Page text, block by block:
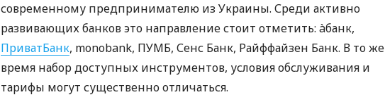
современному предпринимателю из Украины. Среди активно
развивающих банков это направление стоит отметить: àбанк,
ПриватБанк, monobank, ПУМБ, Сенс Банк, Райффайзен Банк. В то же
время набор доступных инструментов, условия обслуживания и
тарифы могут существенно отличаться.